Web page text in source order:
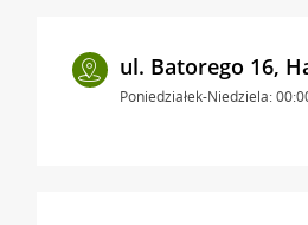
ul. Batorego 16,
Poniedziałek-Niedziela: